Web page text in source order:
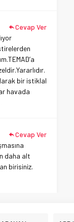
bir istiklal
havada
Cevap Ver
daha alt
birisiniz.
Cevap Ver